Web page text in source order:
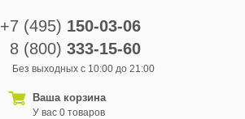
+7 (495) 150-03-06
8 (800) 333-15-60
Без выходных с 10:00 до 21:00
Ваша корзина
У вас 0 товаров